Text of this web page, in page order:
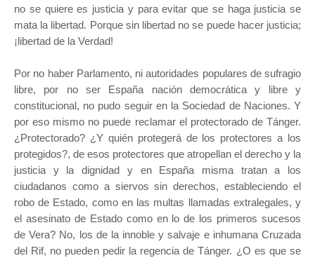
no se quiere es justicia y para evitar que se haga justicia se
mata la libertad. Porque sin libertad no se puede hacer justicia;
¡libertad de la Verdad!
Por no haber Parlamento, ni autoridades populares de sufragio
libre, por no ser España nación democrática y libre y
constitucional, no pudo seguir en la Sociedad de Naciones. Y
por eso mismo no puede reclamar el protectorado de Tánger.
¿Protectorado? ¿Y quién protegerá de los protectores a los
protegidos?, de esos protectores que atropellan el derecho y la
justicia y la dignidad y en España misma tratan a los
ciudadanos como a siervos sin derechos, estableciendo el
robo de Estado, como en las multas llamadas extralegales, y
el asesinato de Estado como en lo de los primeros sucesos
de Vera? No, los de la innoble y salvaje e inhumana Cruzada
del Rif, no pueden pedir la regencia de Tánger. ¿O es que se